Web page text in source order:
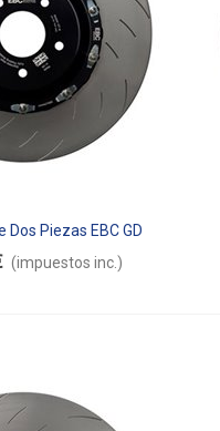
Dos Piezas EBC GD
SG2F019
(impuestos inc.)